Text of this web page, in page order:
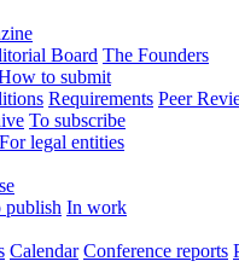
Board The Founders
to submit
Requirements Peer
To subscribe
For legal entities
In work
Calendar Conference reports